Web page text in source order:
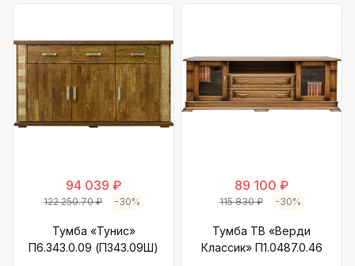
94 039 ₽
122 250.70 ₽ -30%
Тумба «Тунис»
П6.343.0.09 (П343.09Ш)
89 100 ₽
115 830 ₽ -30%
Тумба ТВ «Верди
Классик» П1.0487.0.46